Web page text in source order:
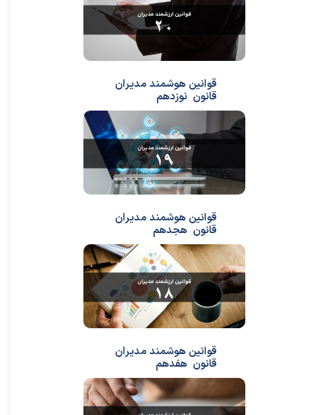
قوانین هوشمند مدیران
قانون نوزدهم
قوانین هوشمند مدیران
قانون هجدهم
قوانین هوشمند مدیران
قانون هفدهم